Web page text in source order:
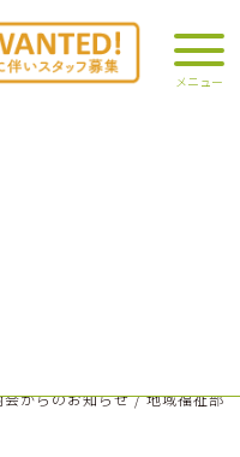
会からのお知らせ/地域福祉部